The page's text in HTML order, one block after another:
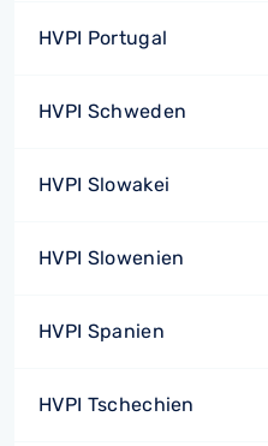
HVPI Portugal
HVPI Schweden
HVPI Slowakei
HVPI Slowenien
HVPI Spanien
HVPI Tschechien